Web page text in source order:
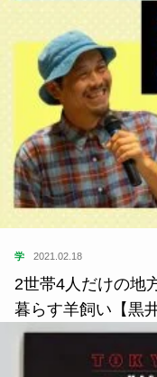
学 2021.02.18
2世帯4人だけの地
暮らす羊飼い【黒